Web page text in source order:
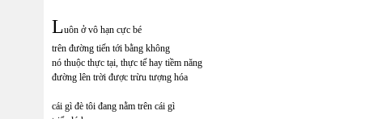
Luôn ở vô hạn cực bé
trên đường tiến tới bằng không
nó thuộc thực tại, thực tế hay tiềm năng
đường lên trời được trừu tượng hóa
cái gì đè tôi đang nằm trên cái gì